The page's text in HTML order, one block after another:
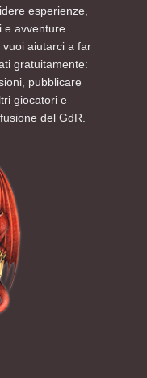
esperienze,
avventure.
aiutarci a far
gratuitamente:
pubblicare
giocatori e
del GdR.